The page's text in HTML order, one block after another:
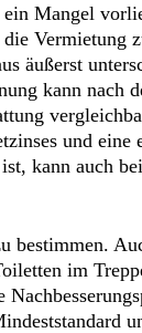
Mangel
Vermietung
äußerst
kann nach
und
kann auch
im